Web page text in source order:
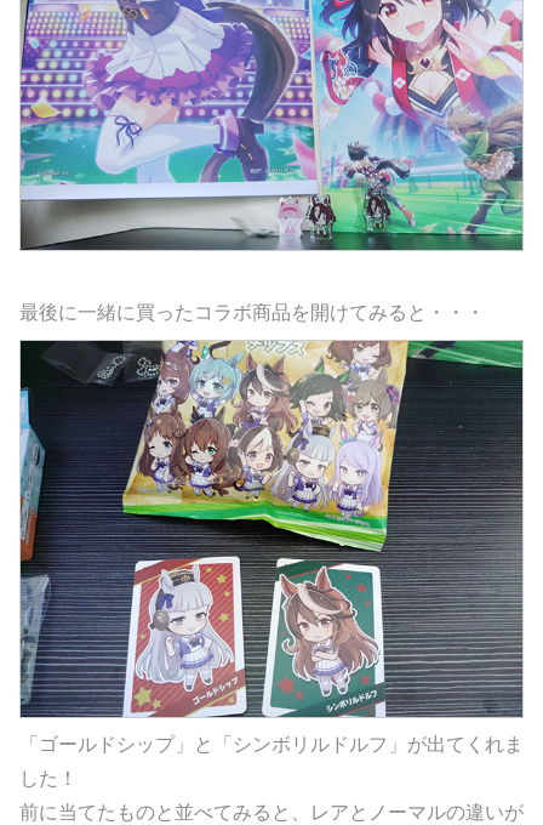
最後に一緒に買ったコラボ商品を開けてみると・・・
「ゴールドシップ」と「シンボリルドルフ」が出てくれま
した！
前に当てたものと並べてみると、レアとノーマルの違いが